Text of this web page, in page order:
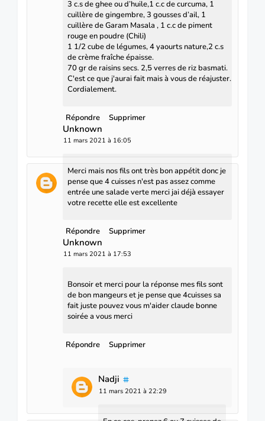
3 c.s de ghee ou d’huile,1 c.c de curcuma, 1
cuillère de gingembre, 3 gousses d’ail, 1
cuillère de Garam Masala , 1 c.c de piment
rouge en poudre (Chili)
1 1/2 cube de légumes, 4 yaourts nature,2 c.s
de crème fraîche épaisse.
70 gr de raisins secs. 2,5 verres de riz basmati.
C'est ce que j'aurai fait mais à vous de réajuster.
Cordialement.
Répondre Supprimer
Unknown
11 mars 2021 à 16:05
Merci mais nos fils ont très bon appétit donc je
pense que 4 cuisses n'est pas assez comme
entrée une salade verte merci jai déjà essayer
votre recette elle est excellente
Répondre Supprimer
Unknown
11 mars 2021 à 17:53
Bonsoir et merci pour la réponse mes fils sont
de bon mangeurs et je pense que 4cuisses sa
fait juste pouvez vous m'aider claude bonne
soirée a vous merci
Répondre Supprimer
Nadji
11 mars 2021 à 22:29